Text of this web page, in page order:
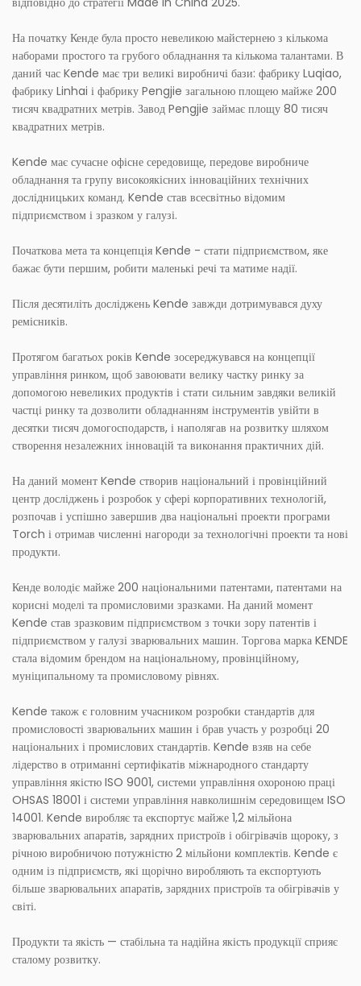
На початку Кенде була просто невеликою майстернею з кількома
наборами простого та грубого обладнання та кількома талантами. В
даний час Kende має три великі виробничі бази: фабрику Luqiao,
фабрику Linhai і фабрику Pengjie загальною площею майже 200
тисяч квадратних метрів. Завод Pengjie займає площу 80 тисяч
квадратних метрів.
Kende має сучасне офісне середовище, передове виробниче
обладнання та групу високоякісних інноваційних технічних
дослідницьких команд. Kende став всесвітньо відомим
підприємством і зразком у галузі.
Початкова мета та концепція Kende - стати підприємством, яке
бажає бути першим, робити маленькі речі та матиме надії.
Після десятиліть досліджень Kende завжди дотримувався духу
ремісників.
Протягом багатьох років Kende зосереджувався на концепції
управління ринком, щоб завоювати велику частку ринку за
допомогою невеликих продуктів і стати сильним завдяки великій
частці ринку та дозволити обладнанням інструментів увійти в
десятки тисяч домогосподарств, і наполягав на розвитку шляхом
створення незалежних інновацій та виконання практичних дій.
На даний момент Kende створив національний і провінційний
центр досліджень і розробок у сфері корпоративних технологій,
розпочав і успішно завершив два національні проекти програми
Torch і отримав численні нагороди за технологічні проекти та нові
продукти.
Кенде володіє майже 200 національними патентами, патентами на
корисні моделі та промисловими зразками. На даний момент
Kende став зразковим підприємством з точки зору патентів і
підприємством у галузі зварювальних машин. Торгова марка KENDE
стала відомим брендом на національному, провінційному,
муніципальному та промисловому рівнях.
Kende також є головним учасником розробки стандартів для
промисловості зварювальних машин і брав участь у розробці 20
національних і промислових стандартів. Kende взяв на себе
лідерство в отриманні сертифікатів міжнародного стандарту
управління якістю ISO 9001, системи управління охороною праці
OHSAS 18001 і системи управління навколишнім середовищем ISO
14001. Kende виробляє та експортує майже 1,2 мільйона
зварювальних апаратів, зарядних пристроїв і обігрівачів щороку, з
річною виробничою потужністю 2 мільйони комплектів. Kende є
одним із підприємств, які щорічно виробляють та експортують
більше зварювальних апаратів, зарядних пристроїв та обігрівачів у
світі.
Продукти та якість — стабільна та надійна якість продукції сприяє
сталому розвитку.